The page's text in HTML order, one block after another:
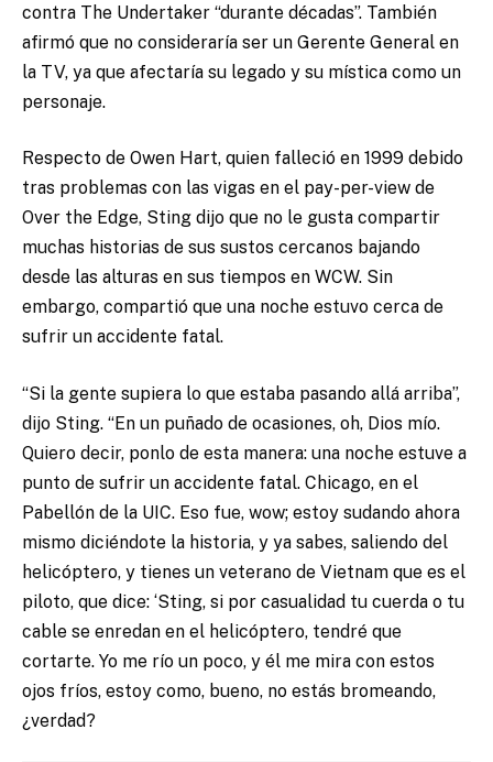
contra The Undertaker “durante décadas”. También
afirmó que no consideraría ser un Gerente General en
la TV, ya que afectaría su legado y su mística como un
personaje.
Respecto de Owen Hart, quien falleció en 1999 debido
tras problemas con las vigas en el pay-per-view de
Over the Edge, Sting dijo que no le gusta compartir
muchas historias de sus sustos cercanos bajando
desde las alturas en sus tiempos en WCW. Sin
embargo, compartió que una noche estuvo cerca de
sufrir un accidente fatal.
“Si la gente supiera lo que estaba pasando allá arriba”,
dijo Sting. “En un puñado de ocasiones, oh, Dios mío.
Quiero decir, ponlo de esta manera: una noche estuve a
punto de sufrir un accidente fatal. Chicago, en el
Pabellón de la UIC. Eso fue, wow; estoy sudando ahora
mismo diciéndote la historia, y ya sabes, saliendo del
helicóptero, y tienes un veterano de Vietnam que es el
piloto, que dice: ‘Sting, si por casualidad tu cuerda o tu
cable se enredan en el helicóptero, tendré que
cortarte. Yo me río un poco, y él me mira con estos
ojos fríos, estoy como, bueno, no estás bromeando,
¿verdad?